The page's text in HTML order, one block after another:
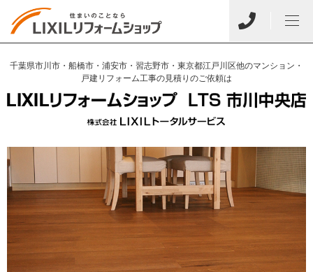
千葉県市川市・船橋市・浦安市・習志野市・東京都江戸川区他のマンション・
戸建リフォーム工事の見積りのご依頼は